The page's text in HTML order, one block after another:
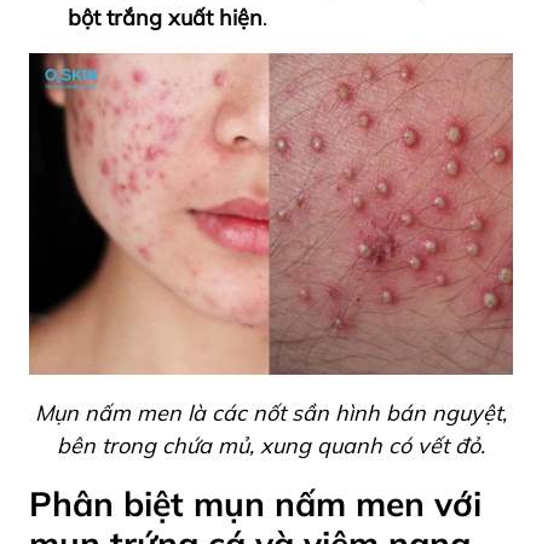
bột trắng xuất hiện.
Mụn nấm men là các nốt sần hình bán nguyệt,
bên trong chứa mủ, xung quanh có vết đỏ.
Phân biệt mụn nấm men với